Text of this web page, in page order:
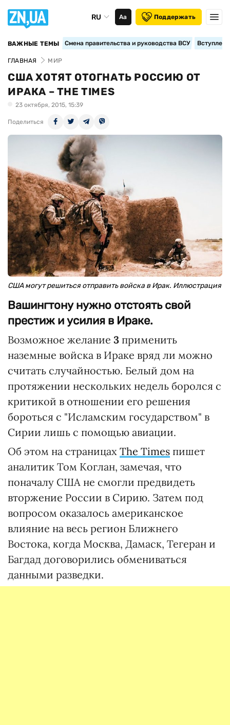
RU Аа Поддержать
ВАЖНЫЕ ТЕМЫ Смена правительства и руководства ВСУ
ГЛАВНАЯ МИР
США ХОТЯТ ОТОГНАТЬ РОССИЮ ОТ
ИРАКА – THE TIMES
23 октября, 2015, 15:39
Поделиться
США могут решиться отправить войска в Ирак. Иллюстрация
Вашингтону нужно отстоять свой
престиж и усилия в Ираке.
Возможное желание 3 применить
наземные войска в Ираке вряд ли можно
считать случайностью. Белый дом на
протяжении нескольких недель боролся с
критикой в отношении его решения
бороться с "Исламским государством" в
Сирии лишь с помощью авиации.
Об этом на страницах The Times пишет
аналитик Том Коглан, замечая, что
поначалу США не смогли предвидеть
вторжение России в Сирию. Затем под
вопросом оказалось американское
влияние на весь регион Ближнего
Востока, когда Москва, Дамаск, Тегеран и
Багдад договорились обмениваться
данными разведки.